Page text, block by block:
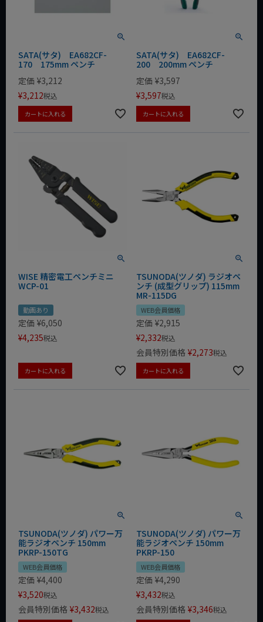
SATA(サタ) EA682CF-
170 175mm ペンチ
定価 ¥3,212
¥3,212税込
カートに入れる
SATA(サタ) EA682CF-
200 200mm ペンチ
定価 ¥3,597
¥3,597税込
カートに入れる
WISE 精密電工ペンチミニ
WCP-01
動画あり
定価 ¥6,050
¥4,235税込
カートに入れる
TSUNODA(ツノダ) ラジオペ
ンチ (成型グリップ) 115mm
MR-115DG
WEB会員価格
定価 ¥2,915
¥2,332税込
会員特別価格 ¥2,273税込
カートに入れる
TSUNODA(ツノダ) パワー万
能ラジオペンチ 150mm
PKRP-150TG
WEB会員価格
定価 ¥4,400
¥3,520税込
会員特別価格 ¥3,432税込
TSUNODA(ツノダ) パワー万
能ラジオペンチ 150mm
PKRP-150
WEB会員価格
定価 ¥4,290
¥3,432税込
会員特別価格 ¥3,346税込